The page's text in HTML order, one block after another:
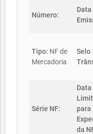
Número:
Data
Tipo: NF de
Mercadoria
Selo
Série NF:
Data
para
da